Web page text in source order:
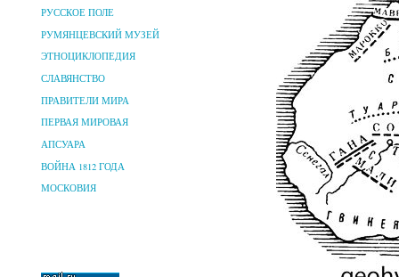
РУССКОЕ ПОЛЕ
РУМЯНЦЕВСКИЙ МУЗЕЙ
ЭТНОЦИКЛОПЕДИЯ
СЛАВЯНСТВО
ПРАВИТЕЛИ МИРА
ПЕРВАЯ МИРОВАЯ
АПСУАРА
ВОЙНА 1812 ГОДА
МОСКОВИЯ